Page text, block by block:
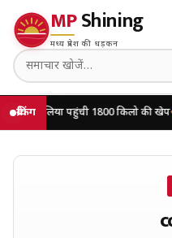
MPShining
मध्य प्रदेश की धड़कन
ब्रेकिंग
1800 किलो की खेप यशस्वी